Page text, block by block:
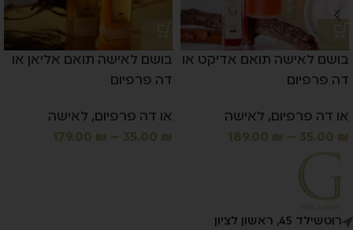
בושם לאישה תואם אדיקט או
דה פרפיום
או דה פרפיום, לאישה
35.00 ₪
–
189.00 ₪
בושם לאישה תואם אליאן או
דה פרפיום
או דה פרפיום, לאישה
35.00 ₪
–
179.00 ₪
רוטשילד 45, ראשון לציון